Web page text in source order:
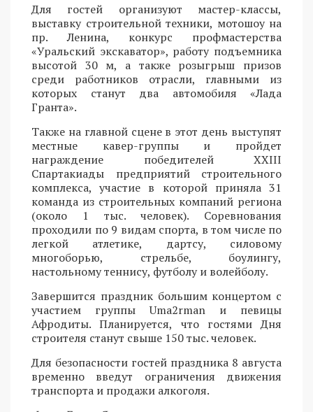
Для гостей организуют мастер-классы,
выставку строительной техники, мотошоу на
пр. Ленина, конкурс профмастерства
«Уральский экскаватор», работу подъемника
высотой 30 м, а также розыгрыш призов
среди работников отрасли, главными из
которых станут два автомобиля «Лада
Гранта».
Также на главной сцене в этот день выступят
местные кавер-группы и пройдет
награждение победителей XXIII
Спартакиады предприятий строительного
комплекса, участие в которой приняла 31
команда из строительных компаний региона
(около 1 тыс. человек). Соревнования
проходили по 9 видам спорта, в том числе по
легкой атлетике, дартсу, силовому
многоборью, стрельбе, боулингу,
настольному теннису, футболу и волейболу.
Завершится праздник большим концертом с
участием группы Uma2rman и певицы
Афродиты. Планируется, что гостями Дня
строителя станут свыше 150 тыс. человек.
Для безопасности гостей праздника 8 августа
временно введут ограничения движения
транспорта и продажи алкоголя.